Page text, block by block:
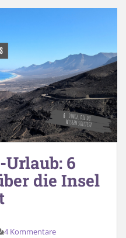
6
die Insel
4 Kommentare